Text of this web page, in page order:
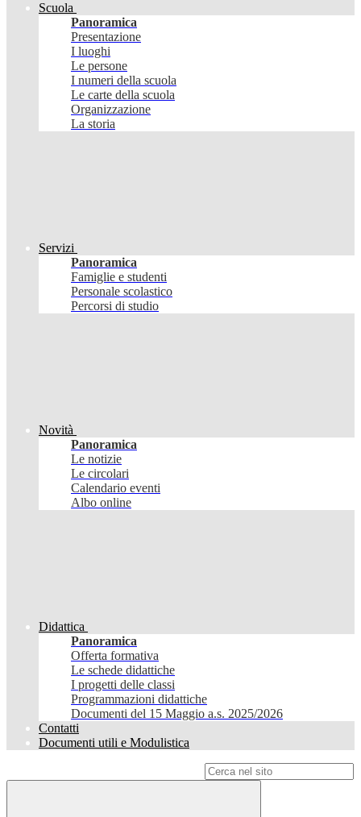
Scuola
Panoramica
Presentazione
I luoghi
Le persone
I numeri della scuola
Le carte della scuola
Organizzazione
La storia
Servizi
Panoramica
Famiglie e studenti
Personale scolastico
Percorsi di studio
Novità
Panoramica
Le notizie
Le circolari
Calendario eventi
Albo online
Didattica
Panoramica
Offerta formativa
Le schede didattiche
I progetti delle classi
Programmazioni didattiche
Documenti del 15 Maggio a.s. 2025/2026
Contatti
Documenti utili e Modulistica